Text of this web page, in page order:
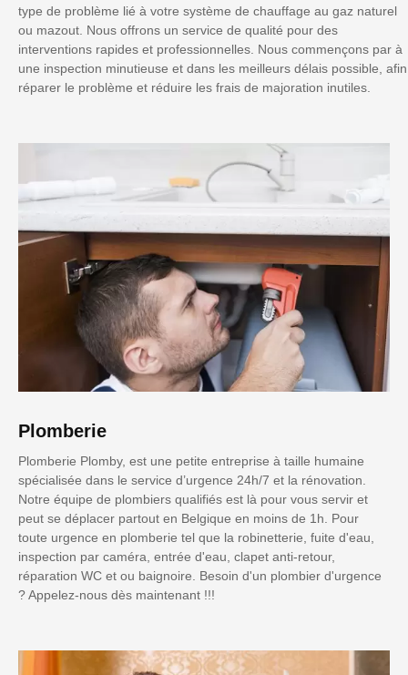
type de problème lié à votre système de chauffage au gaz naturel
ou mazout. Nous offrons un service de qualité pour des
interventions rapides et professionnelles. Nous commençons par à
une inspection minutieuse et dans les meilleurs délais possible, afin
réparer le problème et réduire les frais de majoration inutiles.
Plomberie
Plomberie Plomby, est une petite entreprise à taille humaine
spécialisée dans le service d’urgence 24h/7 et la rénovation.
Notre équipe de plombiers qualifiés est là pour vous servir et
peut se déplacer partout en Belgique en moins de 1h. Pour
toute urgence en plomberie tel que la robinetterie, fuite d'eau,
inspection par caméra, entrée d'eau, clapet anti-retour,
réparation WC et ou baignoire. Besoin d'un plombier d'urgence
? Appelez-nous dès maintenant !!!